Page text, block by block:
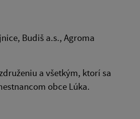
Budiš a.s., Agroma
a všetkým, ktorí sa
obce Lúka.